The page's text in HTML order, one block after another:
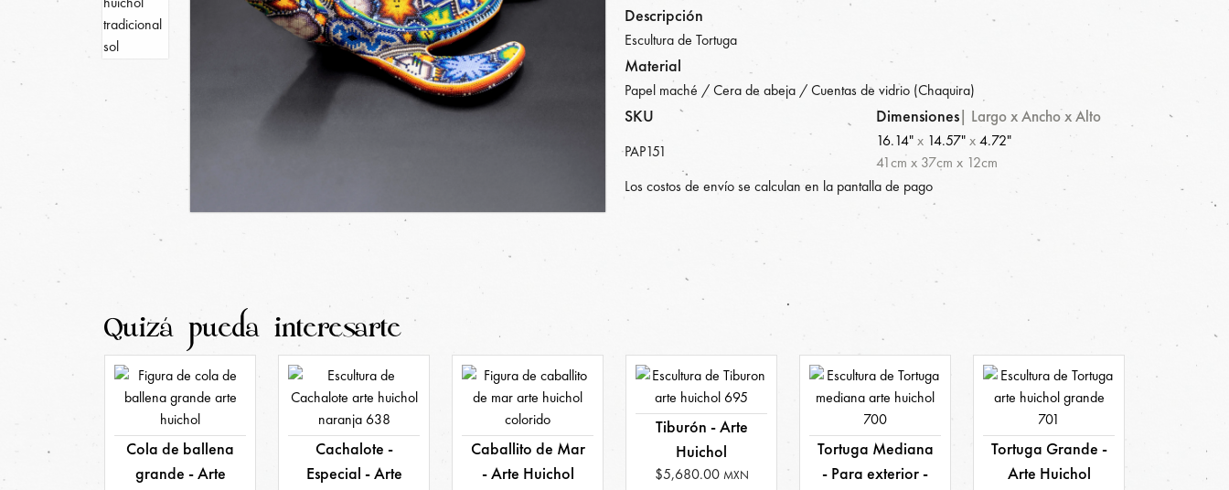
Descripción
Escultura de Tortuga
Material
Papel maché / Cera de abeja / Cuentas de vidrio (Chaquira)
SKU Dimensiones| Largo x Ancho x Alto
PAP151
16.14"x 14.57"x4.72"
41cm x 37cm x 12cm
Los costos de envío se calculan en la pantalla de pago
Quizá pueda interesarte
Cola de ballena
grande - Arte
Cachalote -
Especial - Arte
Caballito de Mar
- Arte Huichol
Tiburón - Arte
Huichol
$5,680.00 MXN
Tortuga Mediana
- Para exterior -
Tortuga Grande -
Arte Huichol